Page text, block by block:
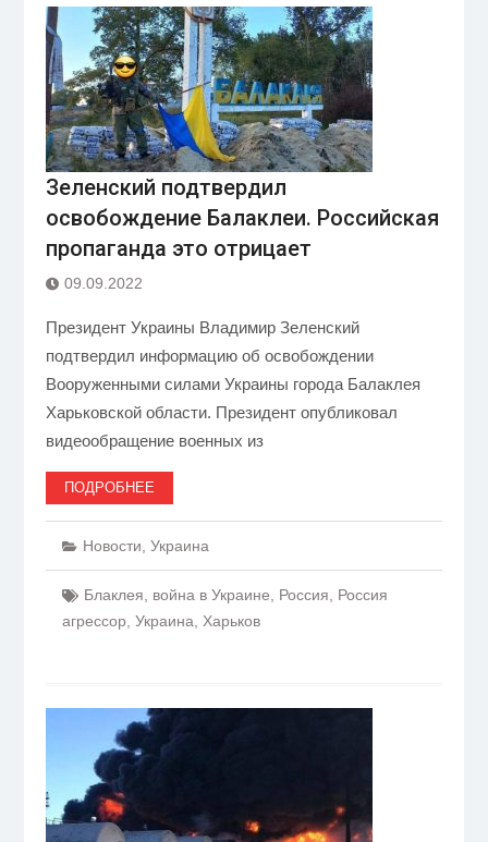
Зеленский подтвердил
освобождение Балаклеи. Российская
пропаганда это отрицает
09.09.2022
Президент Украины Владимир Зеленский
подтвердил информацию об освобождении
Вооруженными силами Украины города Балаклея
Харьковской области. Президент опубликовал
видеообращение военных из
ПОДРОБНЕЕ
Новости Украина
Блаклея война в Украине Россия
Россия
агрессор Украина Харьков